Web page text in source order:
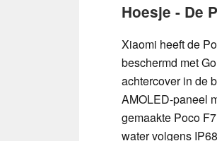
Hoesje - De
Xiaomi heeft de
beschermd met
achtercover in de
AMOLED-paneel
gemaakte Poco
water volgens